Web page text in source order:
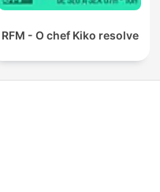
RFM - O chef Kiko resolve